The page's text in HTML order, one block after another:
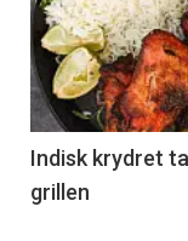
Indisk krydret
grillen